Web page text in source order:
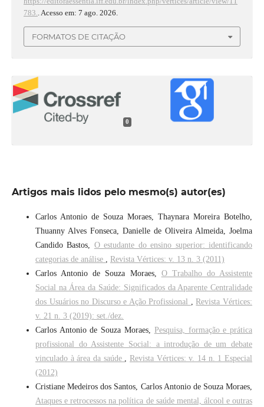
783.
. Acesso em: 7 ago. 2026.
FORMATOS DE CITAÇÃO
0
Artigos mais lidos pelo mesmo(s) autor(es)
Carlos Antonio de Souza Moraes, Thaynara Moreira Botelho,
Thuanny Alves Fonseca, Danielle de Oliveira Almeida, Joelma
Candido Bastos, O estudante do ensino superior: identificando
categorias de análise , Revista Vértices: v. 13 n. 3 (2011)
Carlos Antonio de Souza Moraes, O Trabalho do Assistente
Social na Área da Saúde: Significados da Aparente Centralidade
dos Usuários no Discurso e Ação Profissional , Revista Vértices:
v. 21 n. 3 (2019): set./dez.
Carlos Antonio de Souza Moraes, Pesquisa, formação e prática
profissional do Assistente Social: a introdução de um debate
vinculado à área da saúde , Revista Vértices: v. 14 n. 1 Especial
(2012)
Cristiane Medeiros dos Santos, Carlos Antonio de Souza Moraes,
Ataques e retrocessos na política de saúde mental, álcool e outras